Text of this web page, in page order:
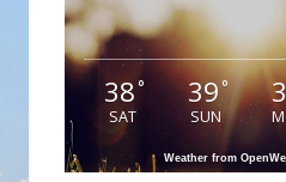
38°
SAT
39°
SUN
Weather from